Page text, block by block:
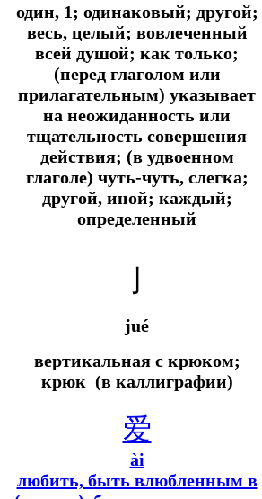
один, 1; одинаковый; другой;
весь, целый; вовлеченный
всей душой; как только;
(перед глаголом или
прилагательным) указывает
на неожиданность или
тщательность совершения
действия; (в удвоенном
глаголе) чуть-чуть, слегка;
другой, иной; каждый;
определенный
jué
вертикальная с крюком;
крюк (в каллиграфии)
爱
ài
любить, быть влюбленным в